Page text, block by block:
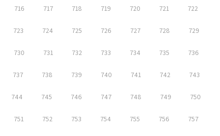
716 717 718 719 720 721 722
723 724 725 726 727 728 729
730 731 732 733 734 735 736
737 738 739 740 741 742 743
744 745 746 747 748 749 750
751 752 753 754 755 756 757